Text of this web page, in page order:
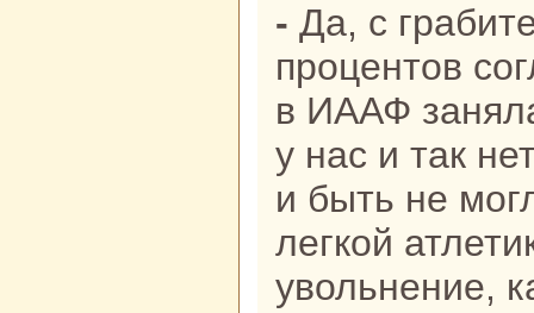
- Да, с грабительство я на сто
процентов
в ИААФ
у нас и так
и быть не
легкой
увольнение,